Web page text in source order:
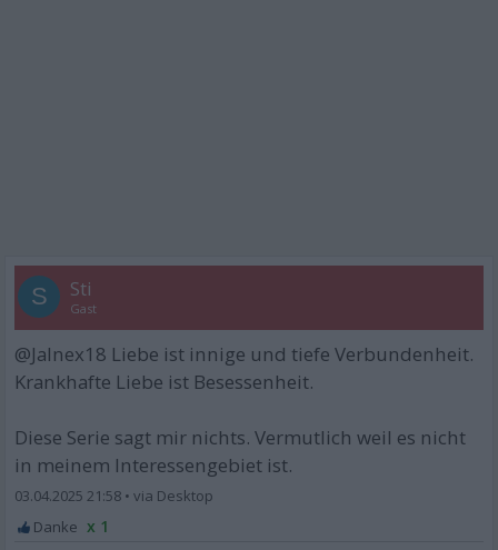
S Sti
Gast
@Jalnex18 Liebe ist innige und tiefe Verbundenheit.
Krankhafte Liebe ist Besessenheit.
Diese Serie sagt mir nichts. Vermutlich weil es nicht
in meinem Interessengebiet ist.
03.04.2025 21:58 •
x 1